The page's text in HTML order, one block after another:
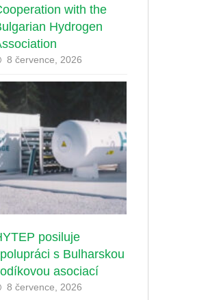
with the
Hydrogen
8 července, 2026
posiluje
s Bulharskou
asociací
8 července, 2026